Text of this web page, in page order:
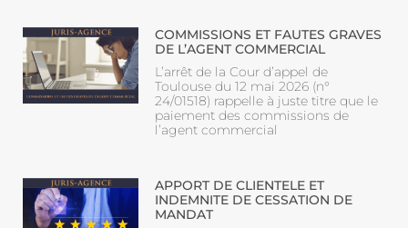
COMMISSIONS ET FAUTES GRAVES
DE L’AGENT COMMERCIAL
L’arrêt de la Cour d’appel de
Toulouse du 12 mai 2026 (n°
24/01518) rappelle à juste titre que le
paiement des commissions de
l’agent commercial
APPORT DE CLIENTELE ET
INDEMNITE DE CESSATION DE
MANDAT